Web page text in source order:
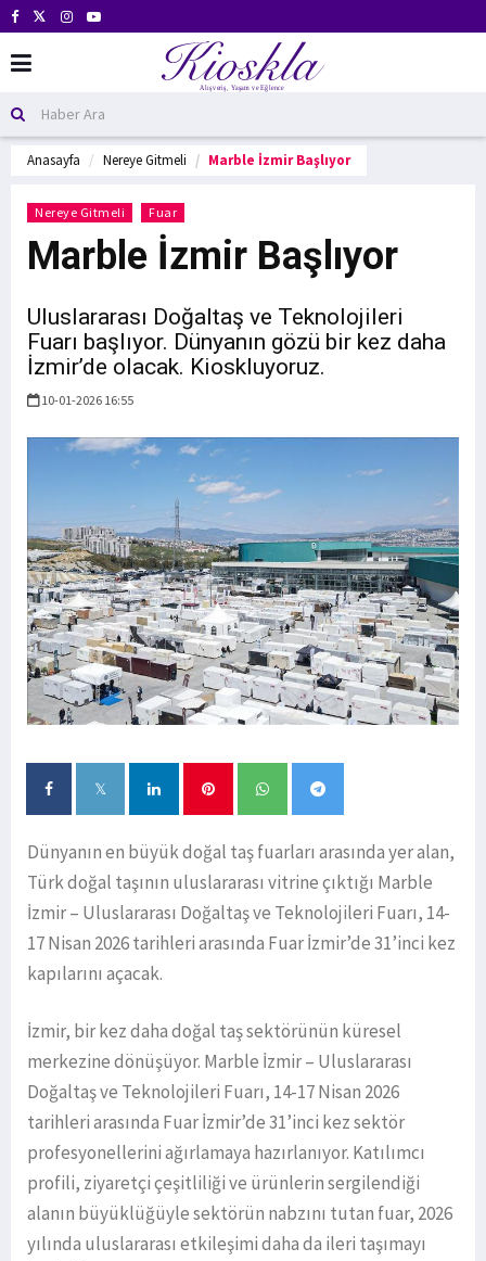
Anasayfa Nereye Gitmeli Marble İzmir Başlıyor
Nereye Gitmeli Fuar
Marble İzmir Başlıyor
Uluslararası Doğaltaş ve Teknolojileri
Fuarı başlıyor. Dünyanın gözü bir kez daha
İzmir’de olacak. Kioskluyoruz.
10-01-2026 16:55
Dünyanın en büyük doğal taş fuarları arasında yer alan,
Türk doğal taşının uluslararası vitrine çıktığı Marble
İzmir – Uluslararası Doğaltaş ve Teknolojileri Fuarı, 14-
17 Nisan 2026 tarihleri arasında Fuar İzmir’de 31’inci kez
kapılarını açacak.
İzmir, bir kez daha doğal taş sektörünün küresel
merkezine dönüşüyor. Marble İzmir – Uluslararası
Doğaltaş ve Teknolojileri Fuarı, 14-17 Nisan 2026
tarihleri arasında Fuar İzmir’de 31’inci kez sektör
profesyonellerini ağırlamaya hazırlanıyor. Katılımcı
profili, ziyaretçi çeşitliliği ve ürünlerin sergilendiği
alanın büyüklüğüyle sektörün nabzını tutan fuar, 2026
yılında uluslararası etkileşimi daha da ileri taşımayı